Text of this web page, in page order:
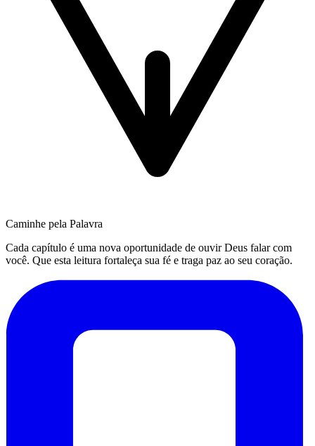
Caminhe pela Palavra
Cada capítulo é uma nova oportunidade de ouvir Deus falar com
você. Que esta leitura fortaleça sua fé e traga paz ao seu coração.